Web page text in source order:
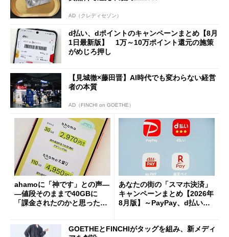
AD（クレディセゾン）
d払い、dポイントのキャンペーンまとめ【8月
1日最新版】 1万～10万ポイント還元の施策
がめじろ押し
【見城徹×藤田晋】AI時代でも変わらない経営
者の本質
AD（FINCHI on GOETHE）
ahamoに「神です」との声―
―値段そのままで40GBに
「課金されたのかと思った」
あなたの街の「スマホ決済」
キャンペーンまとめ【2026年
8月版】～PayPay、d払い、a
GOETHEとFINCHIがタッグを組み、新メディ